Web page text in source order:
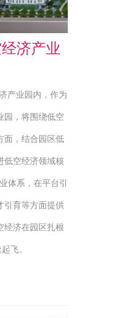
济产业
产业园内，作为
园，将围绕低空
面，结合园区低
低空经济领域核
体系，在平台引
引育等方面提供
经济在园区扎根
飞。